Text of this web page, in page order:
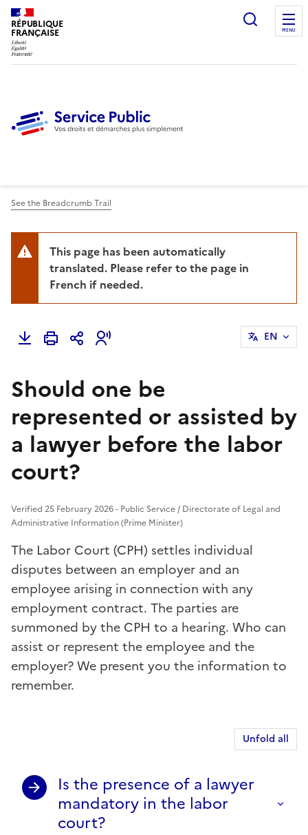
RÉPUBLIQUE
FRANÇAISE
Ouvrir
MENU
See the Breadcrumb Trail
This page has been automatically
translated. Please refer to the page in
French if needed.
EN
Should one be
represented or assisted by
a lawyer before the labor
court?
Verified 25 February 2026 - Public Service / Directorate of Legal and
Administrative Information (Prime Minister)
The Labor Court (CPH) settles individual
disputes between an employer and an
employee arising in connection with any
employment contract. The parties are
summoned by the CPH to a hearing. Who can
assist or represent the employee and the
employer? We present you the information to
remember.
Unfold all
Is the presence of a lawyer
mandatory in the labor
court?